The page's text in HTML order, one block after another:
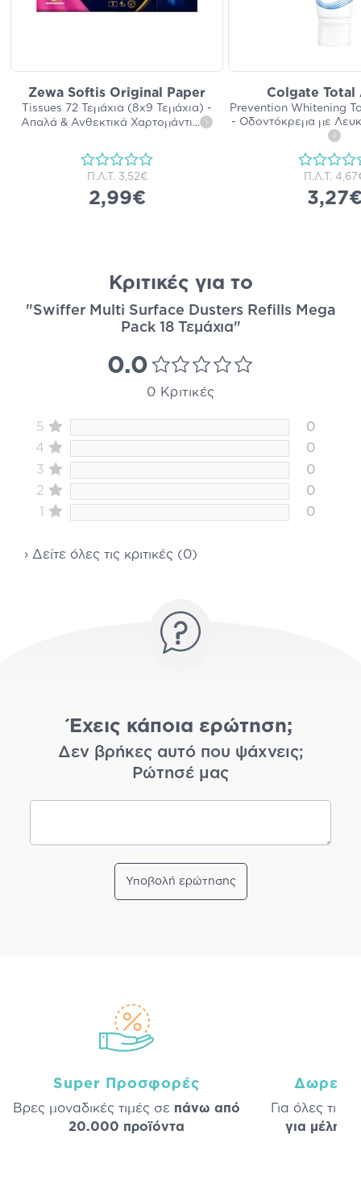
Zewa Softis Original Paper
Tissues 72 Τεμάχια (8x9 Τεμάχια) -
Απαλά & Ανθεκτικά Χαρτομάντι... i
Π.Λ.Τ. 3,52€
2,99€
Colgate Total
Prevention Whitening
- Οδοντόκρεμα με
i
Π.Λ.Τ.
Κριτικές για το
"Swiffer Multi Surface Dusters Refills Mega
Pack 18 Τεμάχια"
0.0
0 Κριτικές
5
0
4
0
3
0
2
0
1
0
› Δείτε όλες τις κριτικές (0)
Έχεις κάποια ερώτηση;
Δεν βρήκες αυτό που ψάχνεις;
Ρώτησέ μας
Υποβολή ερώτησης
Super Προσφορές
Βρες μοναδικές τιμές σε πάνω από
20.000 προϊόντα
Δωρεάν
Για όλες τις
για μέλη